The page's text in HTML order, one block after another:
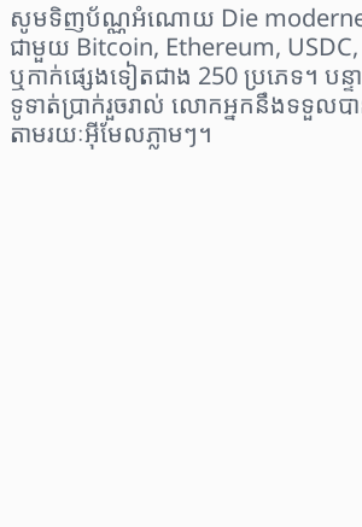
សូមទិញប័ណ្ណអំណោយ Die moderne
ជាមួយ Bitcoin, Ethereum, USDC,
ឬកាក់ផ្សេងទៀតជាង 250 ប្រភេទ។ បន្
ទូទាត់ប្រាក់រួចរាល់ លោកអ្នកនឹងទទួល
តាមរយៈអ៊ីមែលភ្លាមៗ។